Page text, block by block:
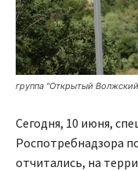
группа "Открытый
Сегодня, 10 июня,
Роспотребнадзора
отчитались, на